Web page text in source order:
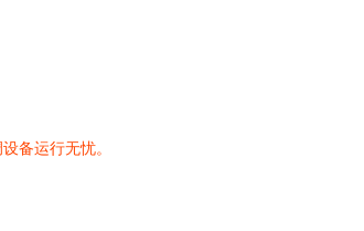
备运行无忧。